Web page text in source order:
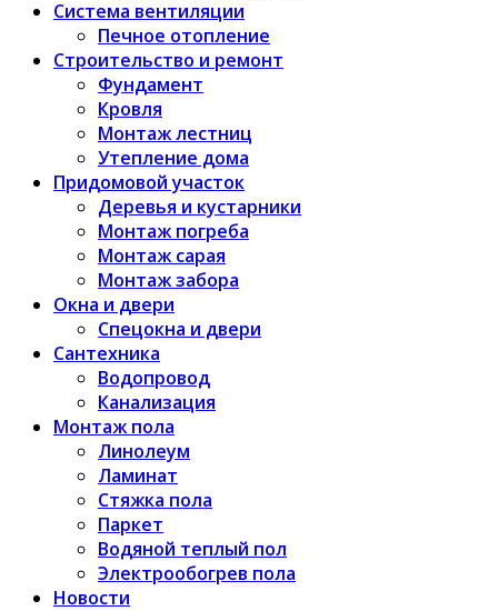
Система вентиляции
Печное отопление
Строительство и ремонт
Фундамент
Кровля
Монтаж лестниц
Утепление дома
Придомовой участок
Деревья и кустарники
Монтаж погреба
Монтаж сарая
Монтаж забора
Окна и двери
Спецокна и двери
Сантехника
Водопровод
Канализация
Монтаж пола
Линолеум
Ламинат
Стяжка пола
Паркет
Водяной теплый пол
Электрообогрев пола
Новости